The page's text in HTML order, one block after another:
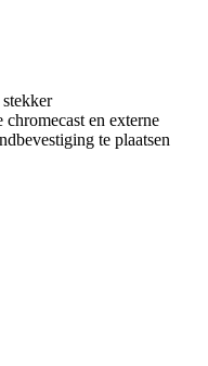
en externe
te plaatsen